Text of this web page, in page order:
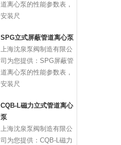
道离心泵的性能参数表，
安装尺
SPG立式屏蔽管道离心泵
上海沈泉泵阀制造有限公
司为您提供：SPG屏蔽管
道离心泵的性能参数表，
安装尺
CQB-L磁力立式管道离心
泵
上海沈泉泵阀制造有限公
司为您提供：CQB-L磁力